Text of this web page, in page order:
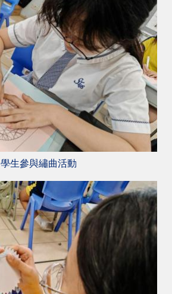
學生參與繡曲活動